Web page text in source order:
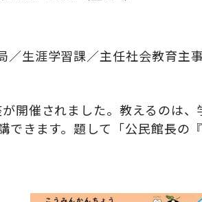
／生涯学習課／主任社会教育主
開催されました。教えるのは
きます。題して「公民館長